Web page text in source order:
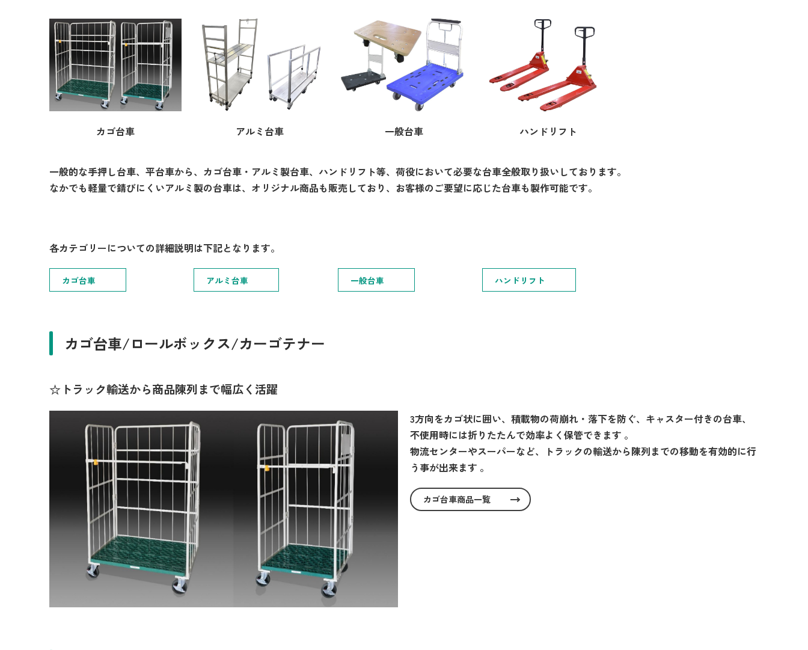
カゴ台車 アルミ台車 一般台車 ハンドリフト
一般的な手押し台車、平台車から、カゴ台車・アルミ製台車、ハンドリフト等、荷役において必要な台車全般取り扱いしております。
なかでも軽量で錆びにくいアルミ製の台車は、オリジナル商品も販売しており、お客様のご要望に応じた台車も製作可能です。
各カテゴリーについての詳細説明は下記となります。
カゴ台車 アルミ台車 一般台車 ハンドリフト
カゴ台車/ロールボックス/カーゴテナー
☆トラック輸送から商品陳列まで幅広く活躍
3方向をカゴ状に囲い、積載物の荷崩れ・落下を防ぐ、キャスター付きの台車、
不使用時には折りたたんで効率よく保管できます 。
物流センターやスーパーなど、トラックの輸送から陳列までの移動を有効的に行
う事が出来ます 。
カゴ台車商品一覧